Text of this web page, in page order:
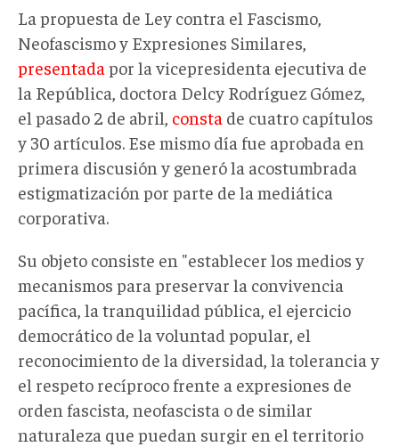
La propuesta de Ley contra el Fascismo,
Neofascismo y Expresiones Similares,
presentada por la vicepresidenta ejecutiva de
la República, doctora Delcy Rodríguez Gómez,
el pasado 2 de abril, consta de cuatro capítulos
y 30 artículos. Ese mismo día fue aprobada en
primera discusión y generó la acostumbrada
estigmatización por parte de la mediática
corporativa.
Su objeto consiste en "establecer los medios y
mecanismos para preservar la convivencia
pacífica, la tranquilidad pública, el ejercicio
democrático de la voluntad popular, el
reconocimiento de la diversidad, la tolerancia y
el respeto recíproco frente a expresiones de
orden fascista, neofascista o de similar
naturaleza que puedan surgir en el territorio